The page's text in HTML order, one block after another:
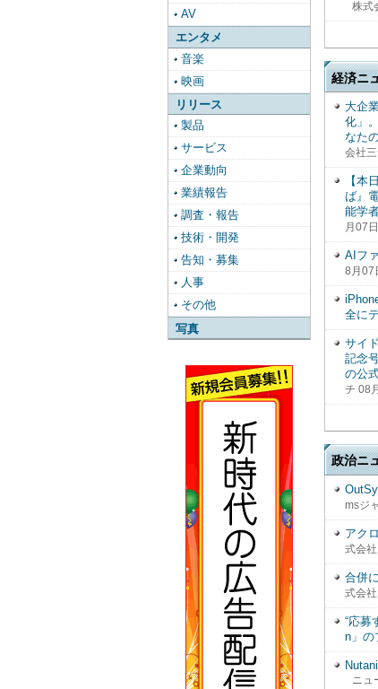
株式
経済ニ
大企
化」
なた
会社
【本
ば』
能学
月07
AIフ
8月07
全に
サイ
記念
の公
チ 08
政治ニ
msジ
アク
式会
合併
式会
“応募
n」の
ニュ
AV
エンタメ
音楽
映画
リリース
製品
サービス
企業動向
業績報告
調査・報告
技術・開発
告知・募集
人事
その他
写真